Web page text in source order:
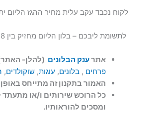
לקוח נכבד עקב עלית מחיר ההגז הליום
לתשומת ליבכם – בלון הליום מחזיק בין 5-8 שעות בלבד
אתרענק הבלונים (להלן-
פרחים , בלונים, עוגות, שוקולדים,
האמור בתקנון זה מתייחס
כל הרוכש שירותים ו/או
ומסכים להוראותיו.